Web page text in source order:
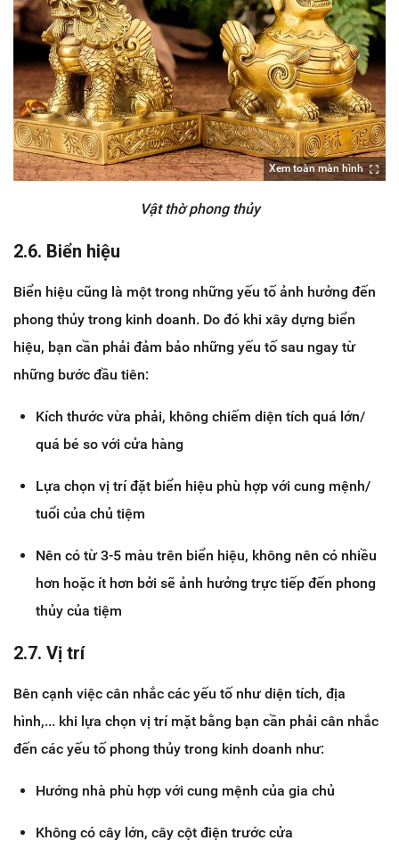
Xem toàn màn hình
Vật thờ phong thủy
2.6. Biển hiệu
Biển hiệu cũng là một trong những yếu tố ảnh hưởng đến
phong thủy trong kinh doanh. Do đó khi xây dựng biển
hiệu, bạn cần phải đảm bảo những yếu tố sau ngay từ
những bước đầu tiên:
Kích thước vừa phải, không chiếm diện tích quá lớn/
quá bé so với cửa hàng
Lựa chọn vị trí đặt biển hiệu phù hợp với cung mệnh/
tuổi của chủ tiệm
Nên có từ 3-5 màu trên biển hiệu, không nên có nhiều
hơn hoặc ít hơn bởi sẽ ảnh hưởng trực tiếp đến phong
thủy của tiệm
2.7. Vị trí
Bên cạnh việc cân nhắc các yếu tố như diện tích, địa
hình,... khi lựa chọn vị trí mặt bằng bạn cần phải cân nhắc
đến các yếu tố phong thủy trong kinh doanh như:
Hướng nhà phù hợp với cung mệnh của gia chủ
Không có cây lớn, cây cột điện trước cửa